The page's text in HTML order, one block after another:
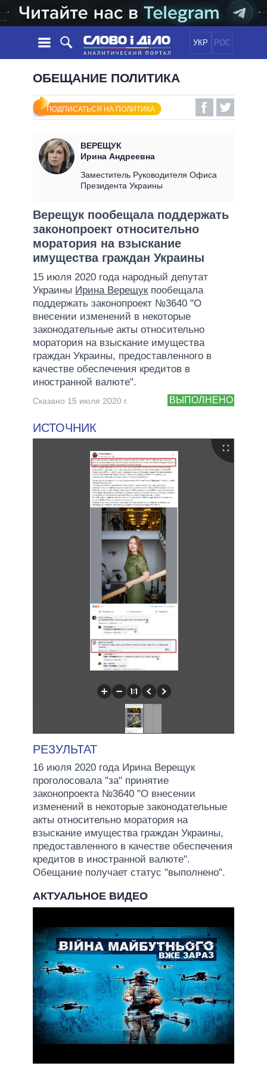
УКР РОС
НОВОСТИ
ЛЕНТА
СОБЫТИЯ
СТАТЬИ
МНЕНИЯ
ОБЗОРЫ
ДАЙДЖЕСТЫ
ПОЛИТИКА
ЭКОНОМИКА
МИР
ОБЕЩАНИЯ
ВСЕ ПОЛИТИКИ
ПРЕЗИДЕНТ И ОФИС
ВЕРХОВНАЯ РАДА
ГЛАВЫ ОБЛАДМИНИСТРАЦИЙ
МЭРЫ
ВСЕ ПЕРСОНЫ
ИНФОГРАФИКА
ВИДЕО
СРАВНЕНИЕ ПОЛИТИКОВ
ОБЕЩАНИЕ ПОЛИТИКА
ПОДПИСАТЬСЯ НА ПОЛИТИКА
ВЕРЕЩУК
Ирина Андреевна
Заместитель Руководителя Офиса
Президента Украины
Верещук пообещала поддержать
законопроект относительно
моратория на взыскание
имущества граждан Украины
15 июля 2020 года народный депутат
Украины Ирина Верещукпообещала
поддержать законопроект №3640 "О
внесении изменений в некоторые
законодательные акты относительно
моратория на взыскание имущества
граждан Украины, предоставленного в
качестве обеспечения кредитов в
иностранной валюте".
ВЫПОЛНЕНО
Сказано 15 июля 2020 г.
ИСТОЧНИК
РЕЗУЛЬТАТ
16 июля 2020 года Ирина Верещук
проголосовала "за" принятие
законопроекта №3640 "О внесении
изменений в некоторые законодательные
акты относительно моратория на
взыскание имущества граждан Украины,
предоставленного в качестве обеспечения
кредитов в иностранной валюте".
Обещание получает статус "выполнено".
АКТУАЛЬНОЕ ВИДЕО